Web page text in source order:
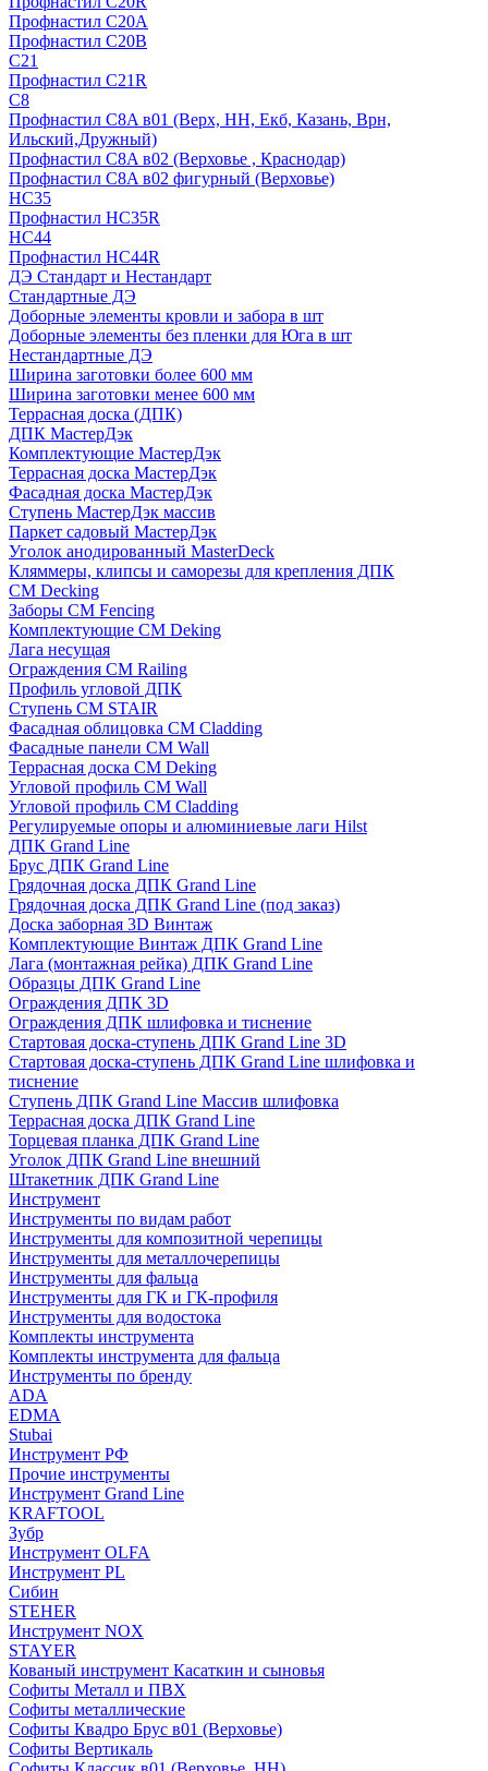
Профнастил С20А
Профнастил С20В
C21
Профнастил С21R
C8
Профнастил С8A в01 (Верх, НН, Екб, Казань, Врн,
Ильский,Дружный)
Профнастил С8A в02 (Верховье , Краснодар)
Профнастил С8A в02 фигурный (Верховье)
HС35
Профнастил HC35R
НС44
Профнастил НС44R
ДЭ Стандарт и Нестандарт
Стандартные ДЭ
Доборные элементы кровли и забора в шт
Доборные элементы без пленки для Юга в шт
Нестандартные ДЭ
Ширина заготовки более 600 мм
Ширина заготовки менее 600 мм
Террасная доска (ДПК)
ДПК МастерДэк
Комплектующие МастерДэк
Террасная доска МастерДэк
Фасадная доска МастерДэк
Ступень МастерДэк массив
Паркет садовый МастерДэк
Уголок анодированный MasterDeck
Кляммеры, клипсы и саморезы для крепления ДПК
CM Decking
Заборы CM Fencing
Комплектующие CM Deking
Лага несущая
Ограждения CM Railing
Профиль угловой ДПК
Ступень CM STAIR
Фасадная облицовка CM Cladding
Фасадные панели CM Wall
Террасная доска CM Deking
Угловой профиль CM Wall
Угловой профиль CM Cladding
Регулируемые опоры и алюминиевые лаги Hilst
ДПК Grand Line
Брус ДПК Grand Line
Грядочная доска ДПК Grand Line
Грядочная доска ДПК Grand Line (под заказ)
Доска заборная 3D Винтаж
Комплектующие Винтаж ДПК Grand Line
Лага (монтажная рейка) ДПК Grand Line
Образцы ДПК Grand Line
Ограждения ДПК 3D
Ограждения ДПК шлифовка и тиснение
Стартовая доска-ступень ДПК Grand Line 3D
Стартовая доска-ступень ДПК Grand Line шлифовка и
тиснение
Ступень ДПК Grand Line Массив шлифовка
Террасная доска ДПК Grand Line
Торцевая планка ДПК Grand Line
Уголок ДПК Grand Line внешний
Штакетник ДПК Grand Line
Инструмент
Инструменты по видам работ
Инструменты для композитной черепицы
Инструменты для металлочерепицы
Инструменты для фальца
Инструменты для ГК и ГК-профиля
Инструменты для водостока
Комплекты инструмента
Комплекты инструмента для фальца
Инструменты по бренду
ADA
EDMA
Stubai
Инструмент РФ
Прочие инструменты
Инструмент Grand Line
KRAFTOOL
Зубр
Инструмент OLFA
Инструмент PL
Сибин
STEHER
Инструмент NOX
STAYER
Кованый инструмент Касаткин и сыновья
Софиты Металл и ПВХ
Софиты металлические
Софиты Квадро Брус в01 (Верховье)
Софиты Вертикаль